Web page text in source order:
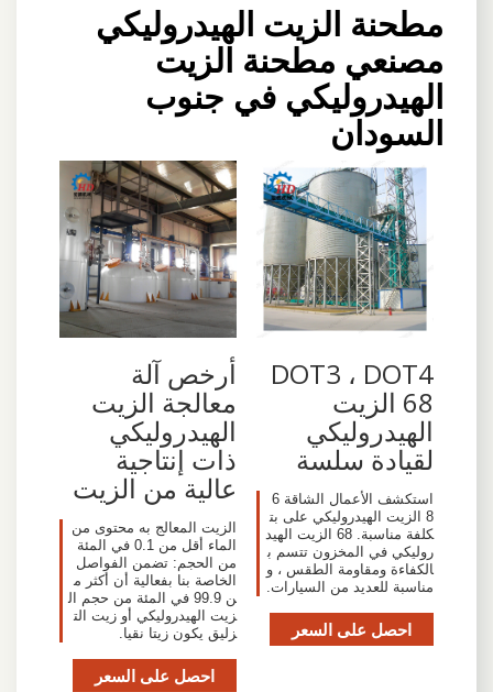
مطحنة الزيت الهيدروليكي
مصنعي مطحنة الزيت
الهيدروليكي في جنوب
السودان
DOT3 ، DOT4
68 الزيت
الهيدروليكي
لقيادة سلسة
استكشف الأعمال الشاقة 6
8 الزيت الهيدروليكي على بت
كلفة مناسبة. 68 الزيت الهيد
روليكي في المخزون تتسم ب
الكفاءة ومقاومة الطقس ، و
مناسبة للعديد من السيارات.
احصل على السعر
أرخص آلة
معالجة الزيت
الهيدروليكي
ذات إنتاجية
عالية من الزيت
الزيت المعالج به محتوى من
الماء أقل من 0.1 في المئة
من الحجم: تضمن الفواصل
الخاصة بنا بفعالية أن أكثر م
ن 99.9 في المئة من حجم ال
زيت الهيدروليكي أو زيت الت
زليق يكون زيتا نقيا.
احصل على السعر